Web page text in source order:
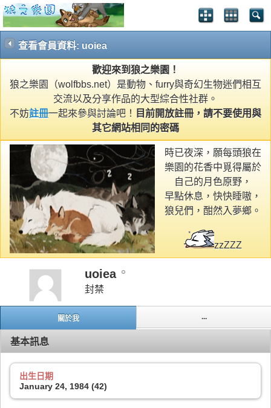
查看會員資料: uoiea
歡迎來到狼之樂園！
狼之樂園（wolfbbs.net）是動物、furry與奇幻生物迷們相互
交流以及分享作品的大型綜合性社群。
不妨註冊一起來參與討論吧！
目前開放註冊，請不要使用與
其它網站相同的密碼
時已夜深，願每頭狼在
樂園的花香中覓得屬於
自己的月色原野，
早點休息，快快睡嗷，
狼兒們，酣然入夢鄉。
zzZZZ
uoiea
封禁
關於我 ...
基本訊息
出生日期
January 24, 1984 (42)